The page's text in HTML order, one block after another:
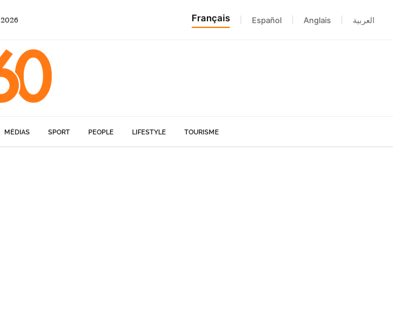
2026 Français Español Anglais العربية
MÉDIAS SPORT PEOPLE LIFESTYLE TOURISME